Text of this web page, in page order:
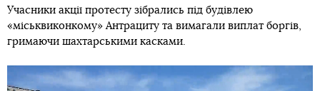
Учасники акції протесту зібрались під будівлею
«міськвиконкому» Антрациту та вимагали виплат боргів,
гримаючи шахтарськими касками.